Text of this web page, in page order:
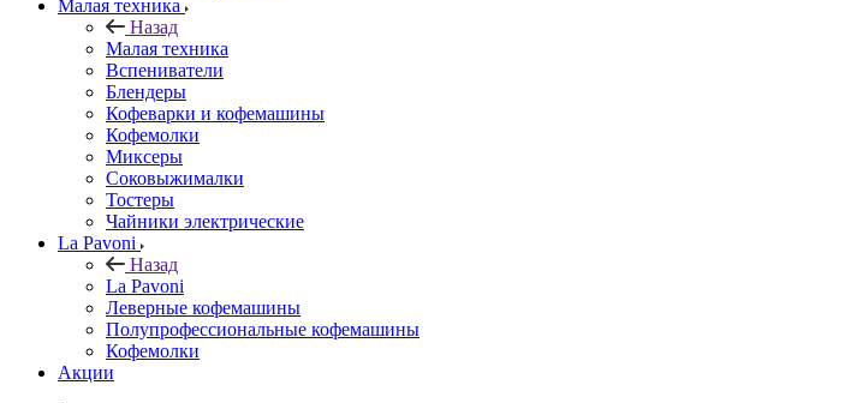
Малая техника
Назад
Малая техника
Вспениватели
Блендеры
Кофеварки и кофемашины
Кофемолки
Миксеры
Соковыжималки
Тостеры
Чайники электрические
La Pavoni
Назад
La Pavoni
Леверные кофемашины
Полупрофессиональные кофемашины
Кофемолки
Акции